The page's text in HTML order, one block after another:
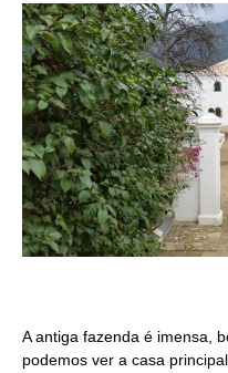
A antiga fazenda é imensa,
podemos ver a casa